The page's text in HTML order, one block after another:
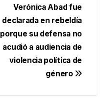
Verónica Abad fue
declarada en rebeldía
porque su defensa no
acudió a audiencia de
violencia política de
género